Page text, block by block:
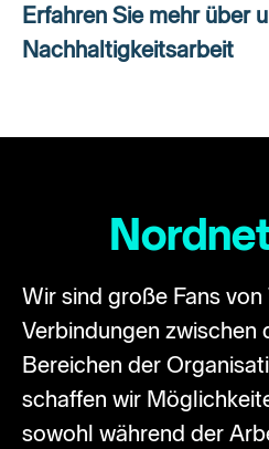
Erfahren Sie mehr über
Nachhaltigkeitsarbeit
Wir sind große Fans
Verbindungen zwischen
Bereichen der
schaffen wir
sowohl während der